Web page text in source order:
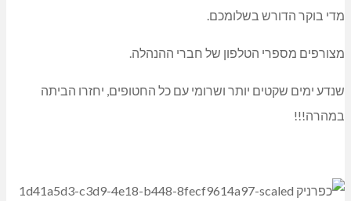
מדי בוקר הדורש בשלומכם.
מצורפים מספרי הטלפון של חברי ההנהלה.
שנדע ימים שקטים יותר ושרומי עם כל החטופים, יחזרו הביתה
במהרה!!!